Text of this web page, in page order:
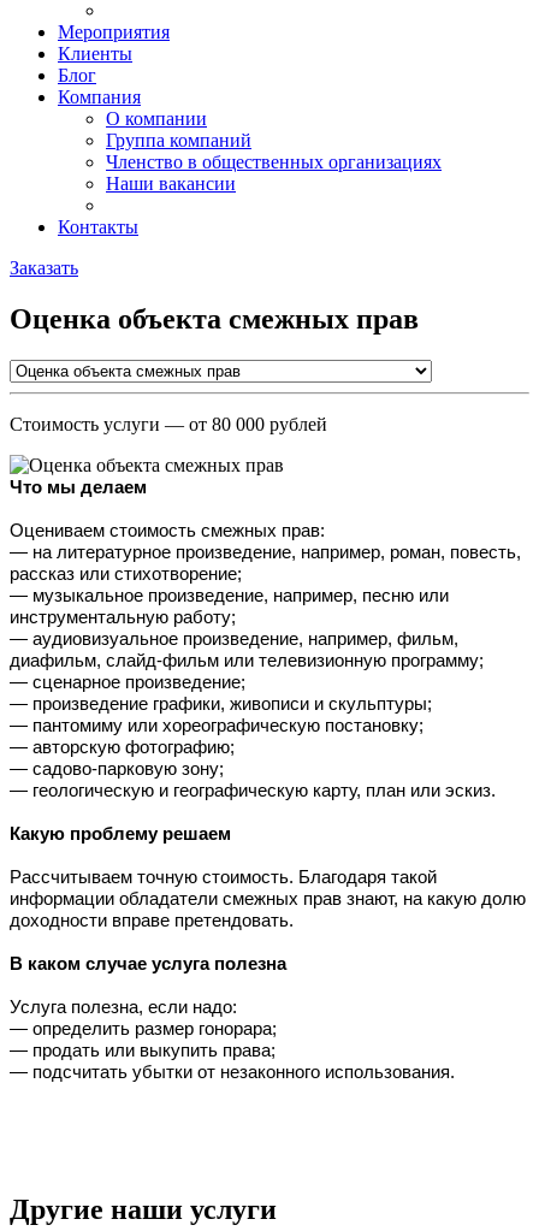
Мероприятия
Клиенты
Блог
Компания
О компании
Группа компаний
Членство в общественных организациях
Наши вакансии
Контакты
Заказать
Оценка объекта смежных прав
Стоимость услуги — от 80 000 рублей
Что мы делаем
Оцениваем стоимость смежных прав:
— на литературное произведение, например, роман, повесть,
рассказ или стихотворение;
— музыкальное произведение, например, песню или
инструментальную работу;
— аудиовизуальное произведение, например, фильм,
диафильм, слайд-фильм или телевизионную программу;
— сценарное произведение;
— произведение графики, живописи и скульптуры;
— пантомиму или хореографическую постановку;
— авторскую фотографию;
— садово-парковую зону;
— геологическую и географическую карту, план или эскиз.
Какую проблему решаем
Рассчитываем точную стоимость. Благодаря такой
информации обладатели смежных прав знают, на какую долю
доходности вправе претендовать.
В каком случае услуга полезна
Услуга полезна, если надо:
— определить размер гонорара;
— продать или выкупить права;
— подсчитать убытки от незаконного использования.
Другие наши услуги